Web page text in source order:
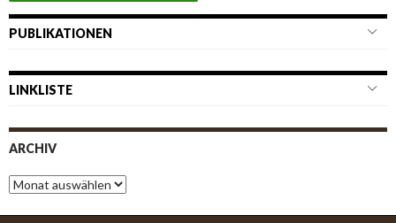
PUBLIKATIONEN
LINKLISTE
ARCHIV
A
r
c